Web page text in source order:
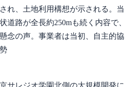
れ、土地利用構想が示される。当
道路が全長約250mも続く内容で、
念の声。事業者は当初、自主的協
京サレジオ学園北側の大規模開発に